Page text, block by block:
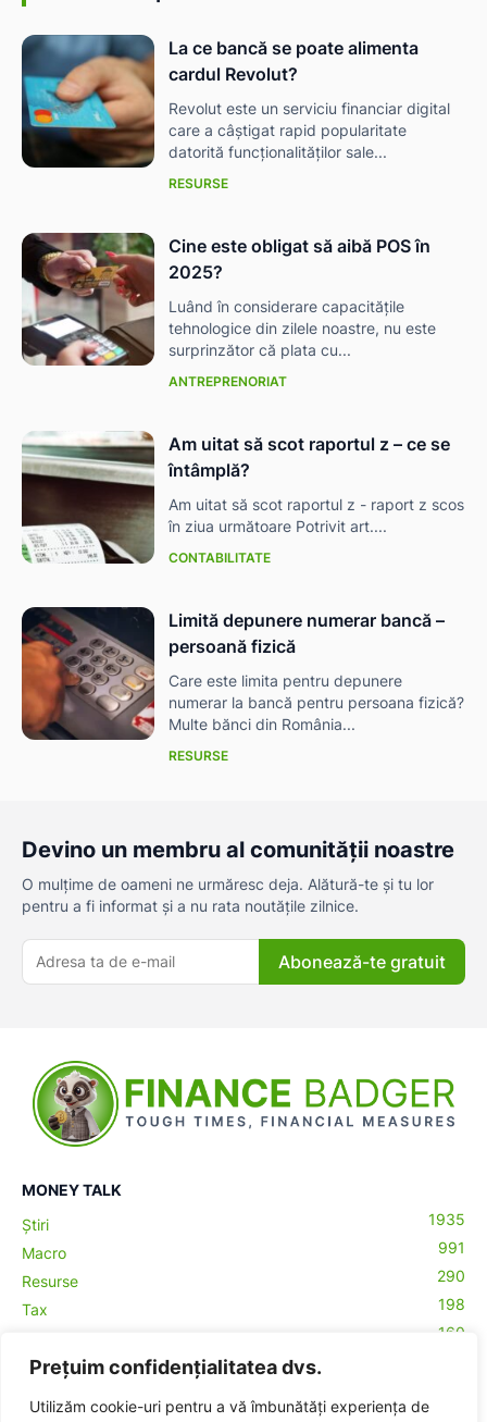
Prețuim confidențialitatea dvs.
Utilizăm cookie-uri pentru a vă îmbunătăți experiența de
La ce bancă se poate alimenta
cardul Revolut?
Revolut este un serviciu financiar digital
care a câștigat rapid popularitate
datorită funcționalităților sale...
RESURSE
Cine este obligat să aibă POS în
2025?
Luând în considerare capacitățile
tehnologice din zilele noastre, nu este
surprinzător că plata cu...
ANTREPRENORIAT
Am uitat să scot raportul z – ce se
întâmplă?
Am uitat să scot raportul z - raport z scos
în ziua următoare Potrivit art....
CONTABILITATE
Limită depunere numerar bancă –
persoană fizică
Care este limita pentru depunere
numerar la bancă pentru persoana fizică?
Multe bănci din România...
RESURSE
Devino un membru al comunității noastre
O mulțime de oameni ne urmăresc deja. Alătură-te și tu lor
pentru a fi informat și a nu rata noutățile zilnice.
Abonează-te gratuit
MONEY TALK
Știri
1935
Macro
991
Resurse
290
Tax
198
160
Contabilitate